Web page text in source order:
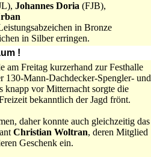
Johannes Doria (FJB),
in Bronze
in Silber erringen.
!
am Freitag kurzerhand zur Festhalle
Mann-Dachdecker-Spengler- und
knapp vor Mitternacht sorgte die
bekanntlich der Jagd frönt.
daher konnte auch gleichzeitig das
Christian Woltran, deren Mitglied
Geschenk ein.